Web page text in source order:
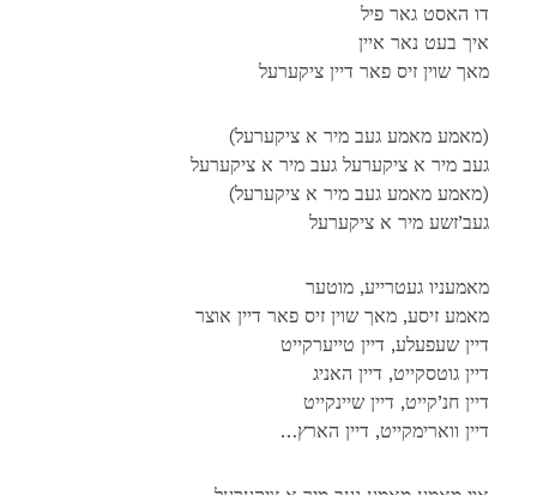
דו האסט גאר פיל
איך בעט נאר איין
מאך שוין זיס פאר דיין ציקערעל
(מאמע מאמע געב מיר א ציקערעל)
געב מיר א ציקערעל געב מיר א ציקערעל
(מאמע מאמע געב מיר א ציקערעל)
געב’זשע מיר א ציקערעל
מאמעניו געטרייע, מוטער
מאמע זיסע, מאך שוין זיס פאר דיין אוצר
דיין שעפעלע, דיין טייערקייט
דיין גוטסקייט, דיין האניג
דיין חנ’קייט, דיין שיינקייט
…דיין ווארימקייט, דיין הארץ